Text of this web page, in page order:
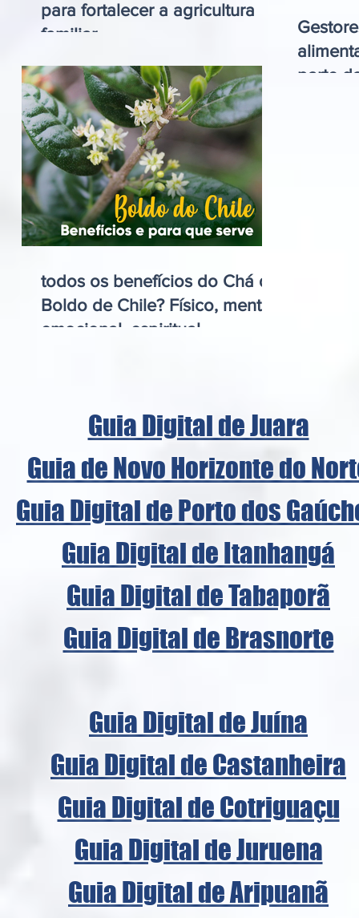
para fortalecer a agricultura
familiar
todos os benefícios do Chá de
Boldo de Chile? Físico, mental,
emocional, espiritual
parte
Guia Digital de Juara
Guia de Novo Horizonte do
Guia Digital de Porto dos
Guia Digital de Itanhangá
Guia Digital de Tabaporã
Guia Digital de Brasnorte
Guia Digital de Juína
Guia Digital de Castanheira
Guia Digital de Cotriguaçu
Guia Digital de Juruena
Guia Digital de Aripuanã